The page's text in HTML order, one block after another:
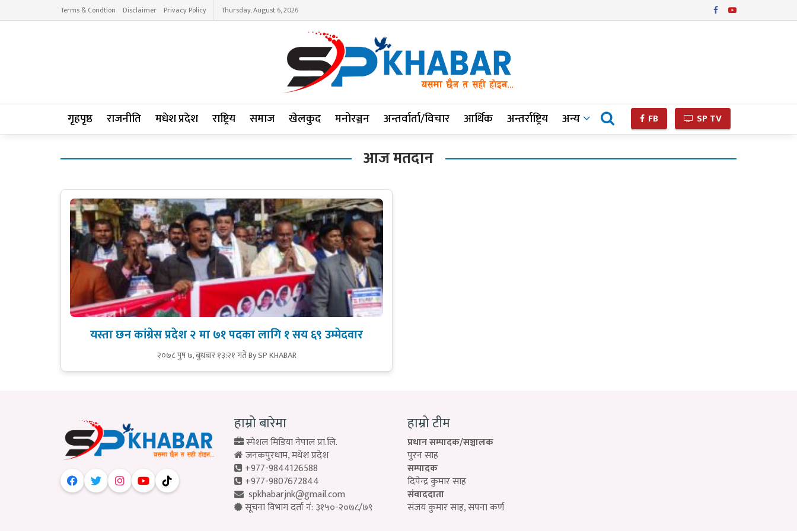
Terms & Condtion Disclaimer Privacy Policy Thursday, August 6, 2026
गृहपृष्ठ राजनीति मधेश प्रदेश राष्ट्रिय समाज खेलकुद मनोरञ्जन अन्तर्वार्ता/विचार आर्थिक अन्तर्राष्ट्रिय अन्य FB SP TV
आज मतदान
यस्ता छन कांग्रेस प्रदेश २ मा ७१ पदका लागि १ सय ६९ उम्मेदवार
२०७८ पुष ७, बुधबार १३:२१ गतेBy SP KHABAR
हाम्रो बारेमा
स्पेशल मिडिया नेपाल प्रा.लि.
जनकपुरधाम, मधेश प्रदेश
+977-9844126588
+977-9807672844
spkhabarjnk@gmail.com
सूचना विभाग दर्ता नं: ३१५०-२०७८/७९
हाम्रो टीम
प्रधान सम्पादक/सञ्चालक
पुरन साह
सम्पादक
दिपेन्द्र कुमार साह
संवाददाता
संजय कुमार साह, सपना कर्ण